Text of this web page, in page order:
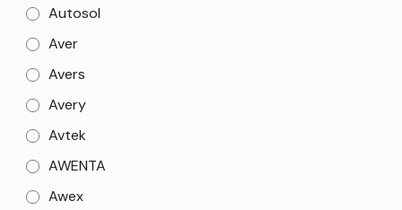
Autosol
Aver
Avers
Avery
Avtek
AWENTA
Awex